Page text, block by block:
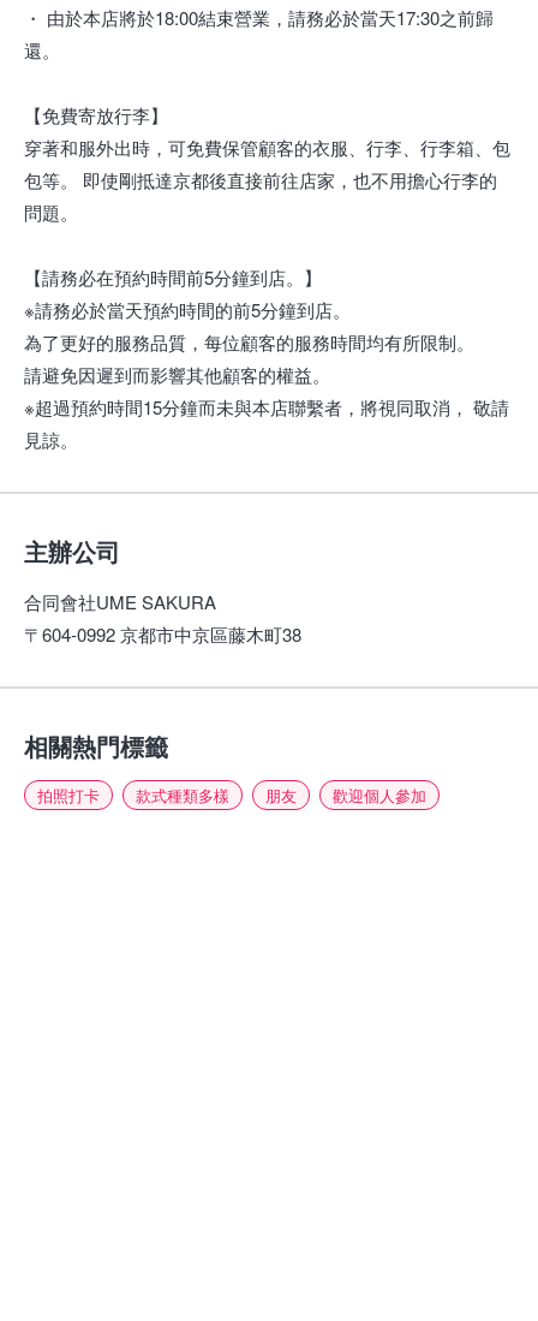
・ 由於本店將於18:00結束營業，請務必於當天17:30之前歸
還。
【免費寄放行李】
穿著和服外出時，可免費保管顧客的衣服、行李、行李箱、包
包等。 即使剛抵達京都後直接前往店家，也不用擔心行李的
問題。
【請務必在預約時間前5分鐘到店。】
※請務必於當天預約時間的前5分鐘到店。
為了更好的服務品質，每位顧客的服務時間均有所限制。
請避免因遲到而影響其他顧客的權益。
※超過預約時間15分鐘而未與本店聯繫者，將視同取消， 敬請
見諒。
主辦公司
合同會社UME SAKURA
〒604-0992 京都市中京區藤木町38
相關熱門標籤
拍照打卡 款式種類多樣 朋友 歡迎個人參加